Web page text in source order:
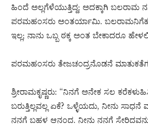
ಹಿಂದೆ ಅಲ್ಲಗೆಳೆಯುತ್ತಿದ್ದ; ಅದಕ್ಕಾಗಿ ಬಲರಾಮ
ಪರಮಹಂಸರು ಅಂತರ್ಯಾಮಿ.
ಇಲ್ಲ; ನಾನು ಒಬ್ಬ ಠಕ್ಕ ಅಂತ ಬೇಕಾದರೂ
ಪರಮಹಂಸರು ತೇಜಚಂದ್ರನೊಡನೆ
ಶ್ರೀರಾಮಕೃಷ್ಣರು: “ನಿನಗೆ ಅನೇಕ ಸಲ
ಬರುತ್ತಿಲ್ಲವಲ್ಲ ಏಕೆ? ಒಳ್ಳೆಯದು, ನೀನು ಸಾಧನೆ
ನನಗೆ ಬಹಳ ಆನಂದ. ನೀನು ನನಗೆ